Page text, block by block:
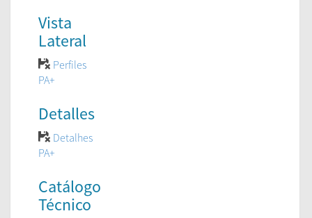
Vista
Lateral
Perfiles
PA+
Detalles
Detalhes
PA+
Catálogo
Técnico